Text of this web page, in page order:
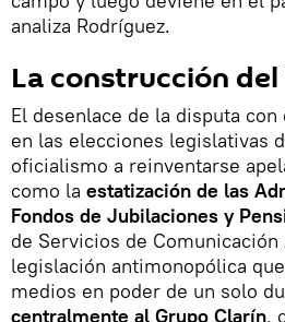
analiza Rodríguez.
La construcción
El desenlace de la disputa
en las elecciones legislativas
oficialismo a reinventarse
como la estatización de las
Fondos de Jubilaciones y
de Servicios de
legislación antimonopólica
medios en poder de un solo
centralmente al Grupo Clarín,